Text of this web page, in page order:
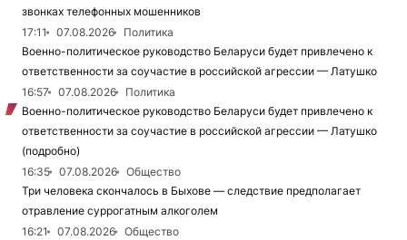
звонках телефонных мошенников
17:11
07.08.2026
Политика
Военно-политическое руководство Беларуси будет привлечено к
ответственности за соучастие в российской агрессии — Латушко
16:57
07.08.2026
Политика
Военно-политическое руководство Беларуси будет привлечено к
ответственности за соучастие в российской агрессии — Латушко
(подробно)
16:35
07.08.2026
Общество
Три человека скончалось в Быхове — следствие предполагает
отравление суррогатным алкоголем
16:21
07.08.2026
Общество